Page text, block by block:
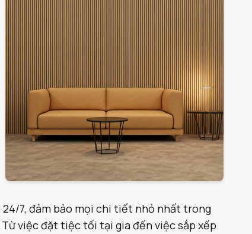
24/7, đảm bảo mọi chi tiết nhỏ nhất trong
việc đặt tiệc tối tại gia đến việc sắp xếp